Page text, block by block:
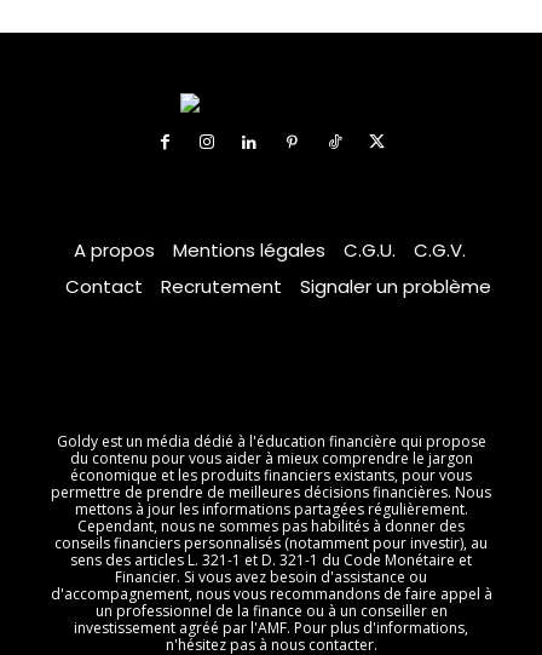
A propos Mentions légales C.G.U.
C.G.V.
Contact
Recrutement Signaler un problème
Goldy est un média dédié à l'éducation financière qui propose
du contenu pour vous aider à mieux comprendre le jargon
économique et les produits financiers existants, pour vous
permettre de prendre de meilleures décisions financières. Nous
mettons à jour les informations partagées régulièrement.
Cependant, nous ne sommes pas habilités à donner des
conseils financiers personnalisés (notamment pour investir), au
sens des articles L. 321-1 et D. 321-1 du Code Monétaire et
Financier. Si vous avez besoin d'assistance ou
d'accompagnement, nous vous recommandons de faire appel à
un professionnel de la finance ou à un conseiller en
investissement agréé par l'AMF. Pour plus d'informations,
n'hésitez pas à nous contacter.